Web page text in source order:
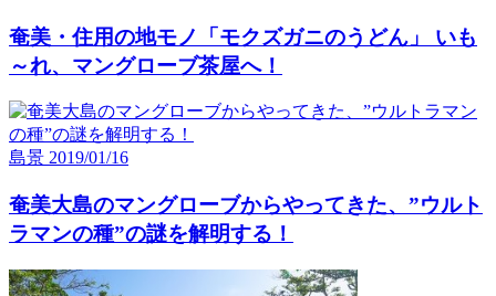
奄美・住用の地モノ「モクズガニのうどん」 いも
～れ、マングローブ茶屋へ！
島景 2019/01/16
奄美大島のマングローブからやってきた、”ウルト
ラマンの種”の謎を解明する！